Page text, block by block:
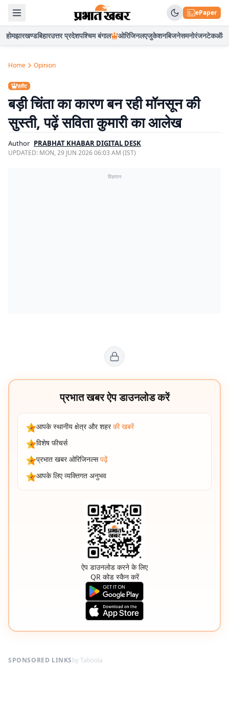
ePaper
होमझारखण्डबिहारउत्तर प्रदेशपश्चिम बंगाल ओरिजिनलएजुकेशनबिजनेसमनोरंजनटेकऑटो
Home Opinion
एलीट
बड़ी चिंता का कारण बन रही मॉनसून की
सुस्ती, पढ़ें सविता कुमारी का आलेख
Author PRABHAT KHABAR DIGITAL DESK
UPDATED: MON, 29 JUN 2026 06:03 AM (IST)
विज्ञापन
प्रभात खबर ऐप डाउनलोड करें
आपके स्थानीय क्षेत्र और शहर की खबरें
विशेष फीचर्स
प्रभात खबर ओरिजिनल्स पढ़ें
आपके लिए व्यक्तिगत अनुभव
ऐप डाउनलोड करने के लिए
QR कोड स्कैन करें
SPONSORED LINKSby Taboola